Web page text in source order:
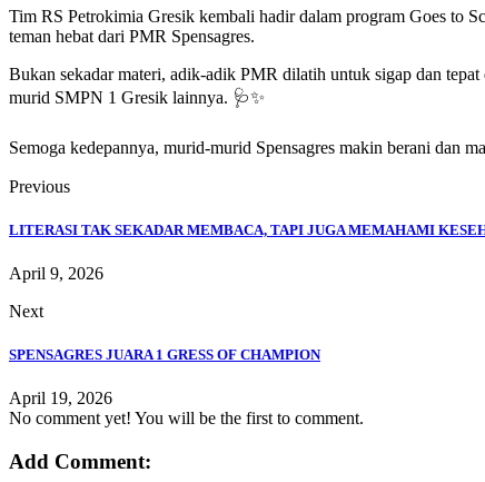
Tim RS Petrokimia Gresik kembali hadir dalam program Goes to
teman hebat dari PMR Spensagres.
Bukan sekadar materi, adik-adik PMR dilatih untuk sigap dan
murid SMPN 1 Gresik lainnya. 🩺✨
Semoga kedepannya, murid-murid Spensagres makin berani dan
Previous
LITERASI TAK SEKADAR MEMBACA, TAPI JUGA MEMAHAMI
April 9, 2026
Next
SPENSAGRES JUARA 1 GRESS OF CHAMPION
April 19, 2026
No comment yet! You will be the first to comment.
Add Comment: